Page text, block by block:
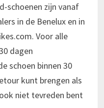
schoenen zijn vanaf
in de Benelux en in
Voor alle
dagen
schoen binnen 30
kunt brengen als
niet tevreden bent